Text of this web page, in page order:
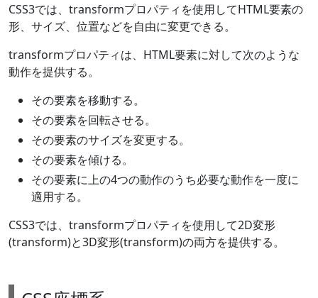
CSS3では、transformプロパティを使用してHTML要素の
形、サイズ、位置などを自由に変更できる。
transformプロパティは、HTML要素に対して次のような
動作を提供する。
その要素を移動する。
その要素を回転させる。
その要素のサイズを変更する。
その要素を傾ける。
その要素に上の4つの動作のうち必要な動作を一度に
適用する。
CSS3では、transformプロパティを使用して2D変形
(transform)と3D変形(transform)の両方を提供する。